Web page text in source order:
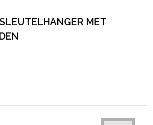
MET